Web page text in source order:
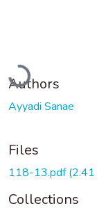
Loading...
Authors
Ayyadi Sanae
Files
118-13.pdf
Collections